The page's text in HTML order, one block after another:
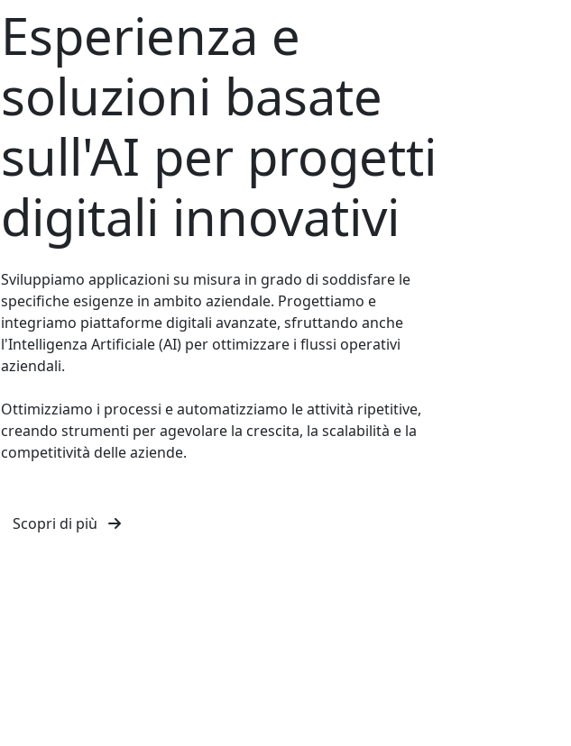
Esperienza e
soluzioni basate
sull'AI per progetti
digitali innovativi
Sviluppiamo applicazioni su misura in grado di soddisfare le
specifiche esigenze in ambito aziendale. Progettiamo e
integriamo piattaforme digitali avanzate, sfruttando anche
l'Intelligenza Artificiale (AI) per ottimizzare i flussi operativi
aziendali.
Ottimizziamo i processi e automatizziamo le attività ripetitive,
creando strumenti per agevolare la crescita, la scalabilità e la
competitività delle aziende.
Scopri di più